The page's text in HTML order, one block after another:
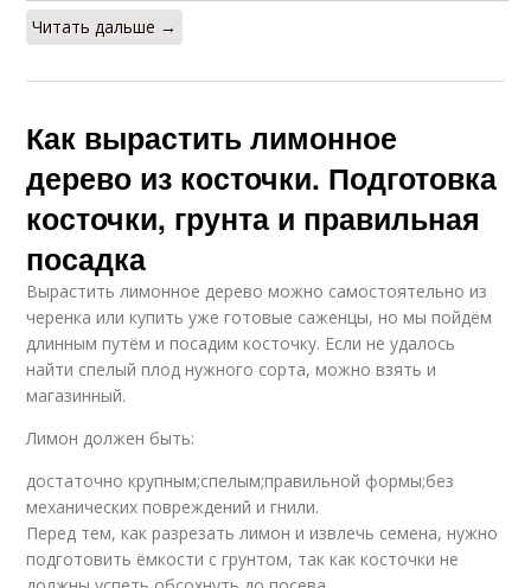
Читать дальше →
Как вырастить лимонное
дерево из косточки. Подготовка
косточки, грунта и правильная
посадка
Вырастить лимонное дерево можно самостоятельно из
черенка или купить уже готовые саженцы, но мы пойдём
длинным путём и посадим косточку. Если не удалось
найти спелый плод нужного сорта, можно взять и
магазинный.
Лимон должен быть:
достаточно крупным;спелым;правильной формы;без
механических повреждений и гнили.
Перед тем, как разрезать лимон и извлечь семена, нужно
подготовить ёмкости с грунтом, так как косточки не